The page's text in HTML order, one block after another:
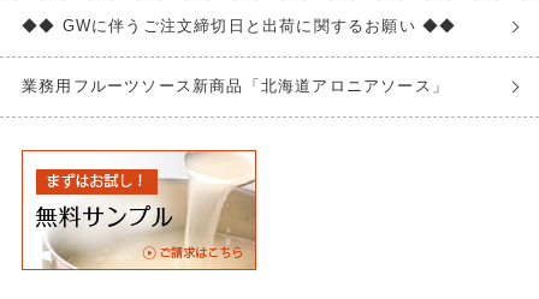
◆◆ GWに伴うご注文締切日と出荷に関するお願い ◆◆
業務用フルーツソース新商品「北海道アロニアソース」